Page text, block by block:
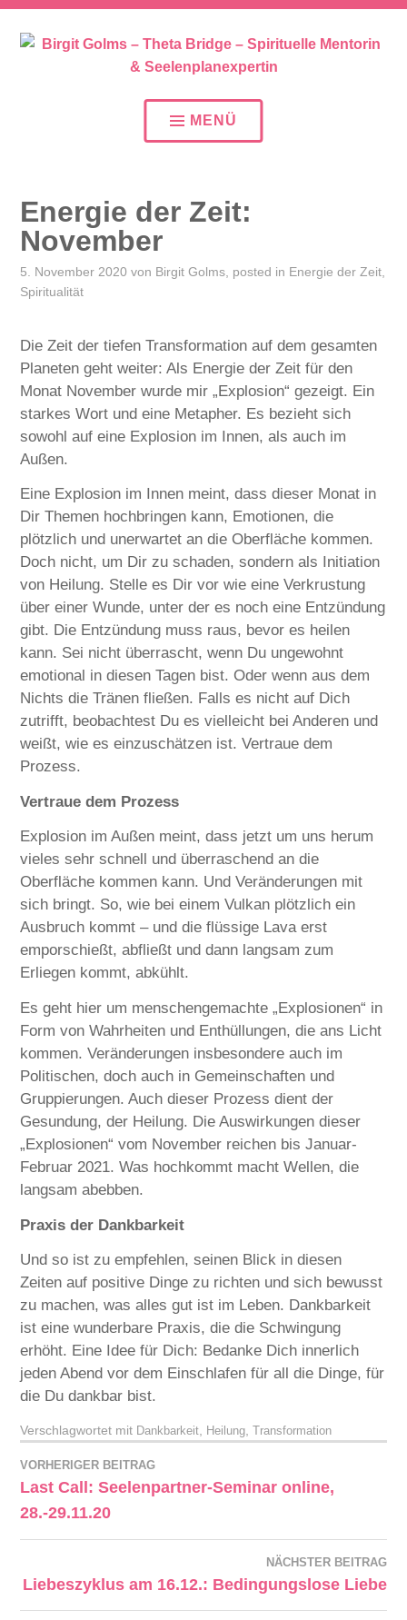
BIRGIT GOLMS – THETA
BRIDGE – SPIRITUELLE
MENTORIN &
MENÜ
Energie der Zeit:
November
5. November 2020 von Birgit Golms , posted in Energie der Zeit
Spiritualität
Die Zeit der tiefen Transformation auf dem gesamten
Planeten geht weiter: Als Energie der Zeit für den
Monat November wurde mir „Explosion“ gezeigt. Ein
starkes Wort und eine Metapher. Es bezieht sich
sowohl auf eine Explosion im Innen, als auch im
Außen.
Eine Explosion im Innen meint, dass dieser Monat in
Dir Themen hochbringen kann, Emotionen, die
plötzlich und unerwartet an die Oberfläche kommen.
Doch nicht, um Dir zu schaden, sondern als Initiation
von Heilung. Stelle es Dir vor wie eine Verkrustung
über einer Wunde, unter der es noch eine Entzündung
gibt. Die Entzündung muss raus, bevor es heilen
kann. Sei nicht überrascht, wenn Du ungewohnt
emotional in diesen Tagen bist. Oder wenn aus dem
Nichts die Tränen fließen. Falls es nicht auf Dich
zutrifft, beobachtest Du es vielleicht bei Anderen und
weißt, wie es einzuschätzen ist. Vertraue dem
Prozess.
Vertraue dem Prozess
Explosion im Außen meint, dass jetzt um uns herum
vieles sehr schnell und überraschend an die
Oberfläche kommen kann. Und Veränderungen mit
sich bringt. So, wie bei einem Vulkan plötzlich ein
Ausbruch kommt – und die flüssige Lava erst
emporschießt, abfließt und dann langsam zum
Erliegen kommt, abkühlt.
Es geht hier um menschengemachte „Explosionen“ in
Form von Wahrheiten und Enthüllungen, die ans Licht
kommen. Veränderungen insbesondere auch im
Politischen, doch auch in Gemeinschaften und
Gruppierungen. Auch dieser Prozess dient der
Gesundung, der Heilung. Die Auswirkungen dieser
„Explosionen“ vom November reichen bis Januar-
Februar 2021. Was hochkommt macht Wellen, die
langsam abebben.
Praxis der Dankbarkeit
Und so ist zu empfehlen, seinen Blick in diesen
Zeiten auf positive Dinge zu richten und sich bewusst
zu machen, was alles gut ist im Leben. Dankbarkeit
ist eine wunderbare Praxis, die die Schwingung
erhöht. Eine Idee für Dich: Bedanke Dich innerlich
jeden Abend vor dem Einschlafen für all die Dinge, für
die Du dankbar bist.
Verschlagwortet mit Dankbarkeit Heilung ,Transformation
VORHERIGER BEITRAG
Last Call: Seelenpartner-Seminar online,
28.-29.11.20
NÄCHSTER BEITRAG
Liebeszyklus am 16.12.: Bedingungslose Liebe